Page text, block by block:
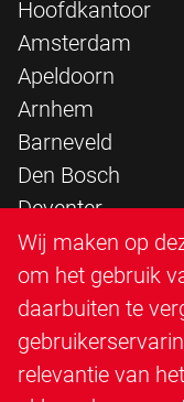
Hoofdkantoor
Amsterdam
Apeldoorn
Arnhem
Barneveld
Den Bosch
Deventer
Epe
Sittard
Triangle Infra
Triangle
Utrecht
Wij maken op
om het gebruik
daarbuiten te
relevantie van